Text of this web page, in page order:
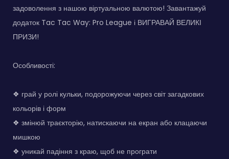
задоволення з нашою віртуальною валютою! Завантажуй
додаток Tac Tac Way: Pro League і ВИГРАВАЙ ВЕЛИКІ
ПРИЗИ!
Особливості:
❖ грай у ролі кульки, подорожуючи через світ загадкових
кольорів і форм
❖ змінюй траєкторію, натискаючи на екран або клацаючи
мишкою
❖ уникай падіння з краю, щоб не програти